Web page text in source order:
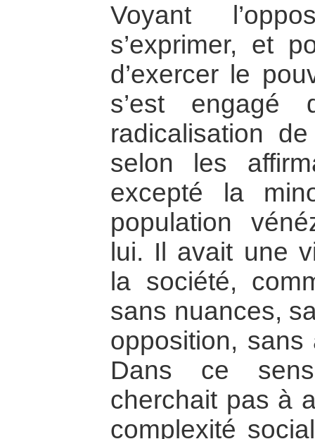
Voyant
s’exprimer, et
d’exercer le
s’est
radicalisation
selon les
excepté la
population
lui. Il avait une
la société,
sans nuances,
opposition, sans
Dans ce
cherchait pas à
complexité